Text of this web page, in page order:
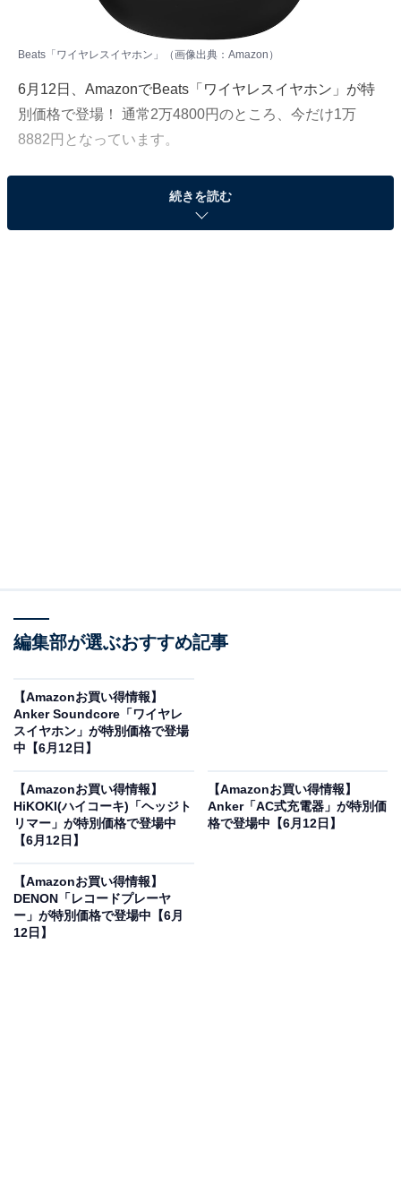
Beats「ワイヤレスイヤホン」（画像出典：Amazon）
6月12日、 AmazonでBeats「ワイヤレスイヤホン」が特
別価格で登場！ 通常2万4800円のところ、今だけ1万
8882円となっています。
そのほかにも注目の商品がラインナップされているので,
あわせて紹介していきましょう。
Amazonのセール商品から売れ筋ランキングまで、毎日のお買いも
※本記事で紹介している商品の購入やサービスの利用により、売上の一部が
オールアバウトに還元されることがあります。
Beatsの「ワイヤレスイヤホン」が限定価格に！
24％オフで登場
続きを読む
編集部が選ぶおすすめ記事
【Amazonお買い得情報】
Anker Soundcore「ワイヤレ
スイヤホン」が特別価格で登場
中【6月12日】
【Amazonお買い得情報】
HiKOKI(ハイコーキ)「ヘッジト
リマー」が特別価格で登場中
【6月12日】
【Amazonお買い得情報】
Anker「AC式充電器」が特別価
格で登場中【6月12日】
【Amazonお買い得情報】
DENON「レコードプレーヤ
ー」が特別価格で登場中【6月
12日】